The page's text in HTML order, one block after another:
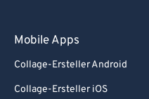
Mobile Apps
Collage-Ersteller Android
Collage-Ersteller iOS